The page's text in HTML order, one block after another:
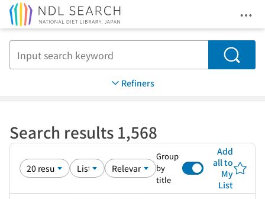
Search
Refiners
Search results 1,568
Group
by
title
Add
all to
My
List